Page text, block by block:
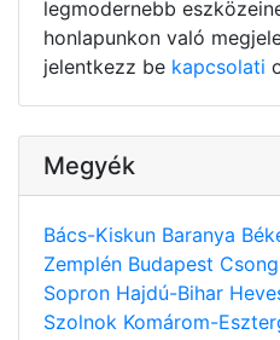
legmodernebb
honlapunkon való
jelentkezz be kapcsolati
Megyék
Bács-Kiskun Baranya
Zemplén Budapest
Sopron Hajdú-Bihar
Szolnok Komárom-